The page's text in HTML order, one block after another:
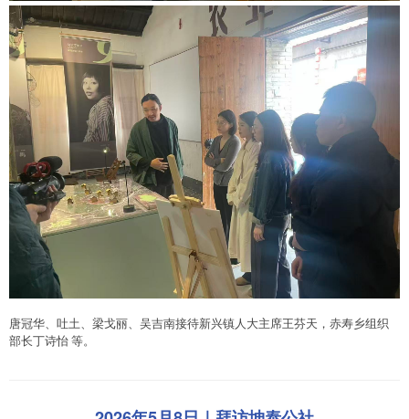
唐冠华、吐土、梁戈丽、吴吉南接待新兴镇人大主席王芬天，赤寿乡组织
部长丁诗怡 等。